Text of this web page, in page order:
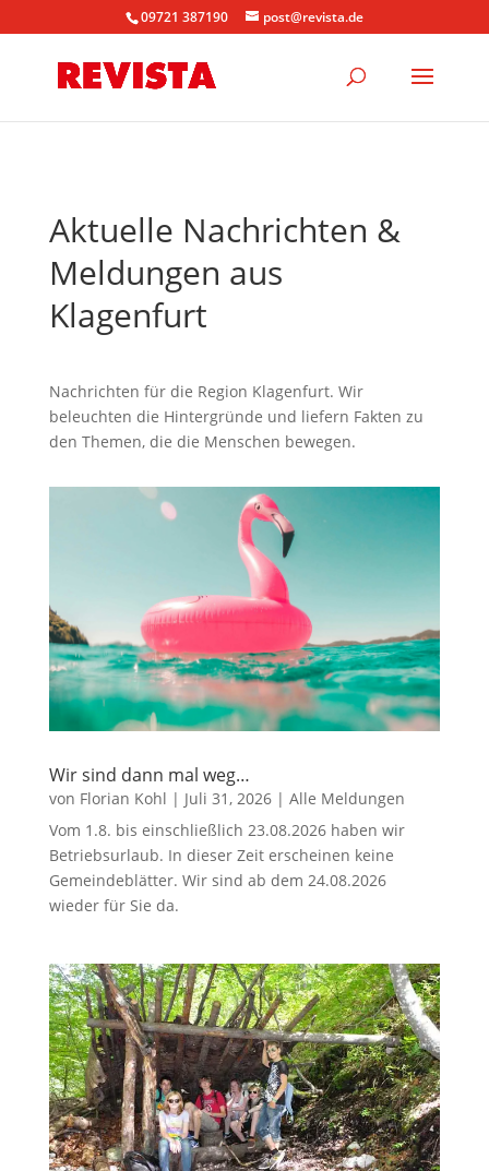
09721 387190 post@revista.de
Aktuelle Nachrichten &
Meldungen aus
Klagenfurt
Nachrichten für die Region Klagenfurt. Wir
beleuchten die Hintergründe und liefern Fakten zu
den Themen, die die Menschen bewegen.
Wir sind dann mal weg…
von Florian Kohl | Juli 31, 2026| Alle Meldungen
Vom 1.8. bis einschließlich 23.08.2026 haben wir
Betriebsurlaub. In dieser Zeit erscheinen keine
Gemeindeblätter. Wir sind ab dem 24.08.2026
wieder für Sie da.